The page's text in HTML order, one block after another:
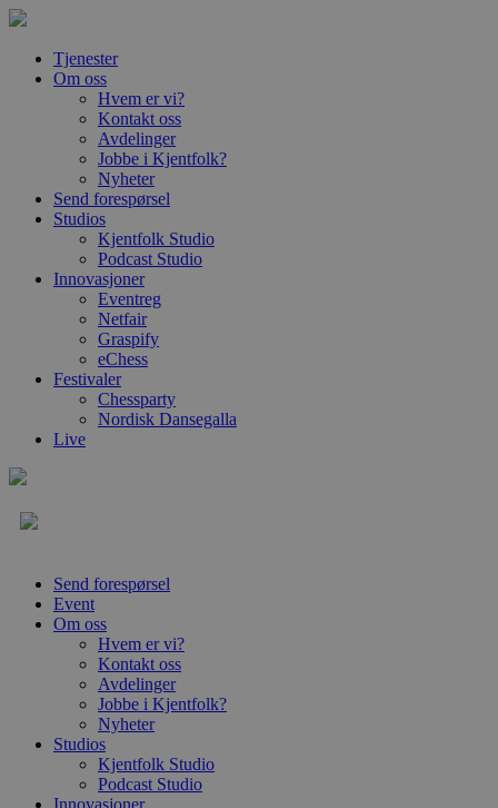
Tjenester
Om oss
Hvem er vi?
Kontakt oss
Avdelinger
Jobbe i Kjentfolk?
Nyheter
Send forespørsel
Studios
Kjentfolk Studio
Podcast Studio
Innovasjoner
Eventreg
Netfair
Graspify
eChess
Festivaler
Chessparty
Nordisk Dansegalla
Live
Send forespørsel
Event
Om oss
Hvem er vi?
Kontakt oss
Avdelinger
Jobbe i Kjentfolk?
Nyheter
Studios
Kjentfolk Studio
Podcast Studio
Innovasjoner